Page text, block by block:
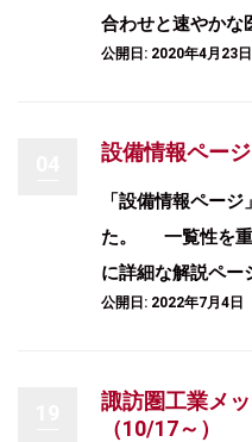
合わせと速やかな
公開日: 2020年4月23日
設備情報ペー
「設備情報ペー
た。 一覧性を重
に詳細な解説ペー
公開日: 2022年7月4日
諏訪圏工業メ
（10/17～）